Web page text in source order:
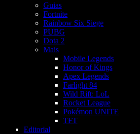
Guias
Fortnite
Rainbow Six Siege
PUBG
Dota 2
Mais
Mobile Legends
Honor of Kings
Apex Legends
Farlight 84
Wild Rift: LoL
Rocket League
Pokémon UNITE
TFT
Editorial